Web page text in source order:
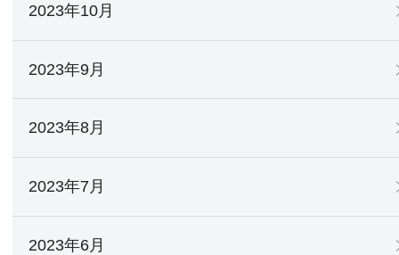
2023年10月
2023年9月
2023年8月
2023年7月
2023年6月